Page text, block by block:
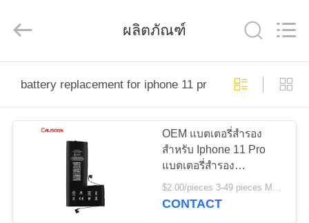
บ้าน
ผลิตภัณฑ์
Yoodertumn
Electronics
All
Reserved.
ผลิตภัณฑ์
battery replacement for iphone 11 pro
OEM แบตเตอรี่สํารอง
สําหรับ Iphone 11 Pro
แบตเตอรี่สํารอง
1500mAh
$2.00/pieces 3-49 pieces MOQ:3 ชิ้น
CONTACT